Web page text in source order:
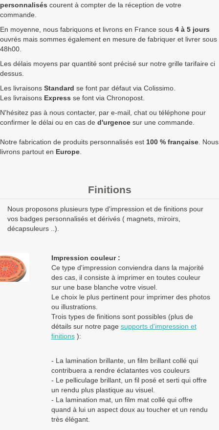
100 0,83 € 1,00 € 99,60 €
500 0,67 € 0,80 € 402,00 €
1000
1750 0,73 €
2500 0,60 € 0,72 € 1 800,00 €
Quantités Prix unitaire HT
Les clients Français paient le prix TTC (TVA 20%).
Les clients dans l’Union Européenne possédant un numéro de
TVA intra-communautaire
paient le prix HT.
Les clients en dehors de l’Union européenne paient le prix HT.
personnalisés courent à compter de la réception de votre
commande.
En moyenne, nous fabriquons et livrons en France sous 4 à 5 jours
ouvrés mais sommes également en mesure de fabriquer et livrer sous
48h00.
Les délais moyens par quantité sont précisé sur notre grille tarifaire ci
dessus.
Les livraisons Standard se font par défaut via Colissimo.
Les livraisons Express se font via Chronopost.
N'hésitez pas à nous contacter, par e-mail, chat ou téléphone pour
confirmer le délai ou en cas de d'urgence sur une commande.
Notre fabrication de produits personnalisés est 100 % française. Nous
livrons partout en Europe.
Finitions
Nous proposons plusieurs type d'impression et de finitions pour
vos badges personnalisés et dérivés ( magnets, miroirs,
décapsuleurs ..).
Impression couleur :
Ce type d'impression conviendra dans la majorité
des cas, il consiste à imprimer en toutes couleur
sur une base blanche votre visuel.
Le choix le plus pertinent pour imprimer des photos
ou illustrations.
Trois types de finitions sont possibles (plus de
détails sur notre page supports d'impression et
finitions):
- La lamination brillante, un film brillant collé qui
contribuera a rendre éclatantes vos couleurs
- Le pelliculage brillant, un fil posé et serti qui offre
un rendu plus plastique au visuel.
- La lamination mat, un film mat collé qui offre
quand à lui un aspect doux au toucher et un rendu
très élégant.